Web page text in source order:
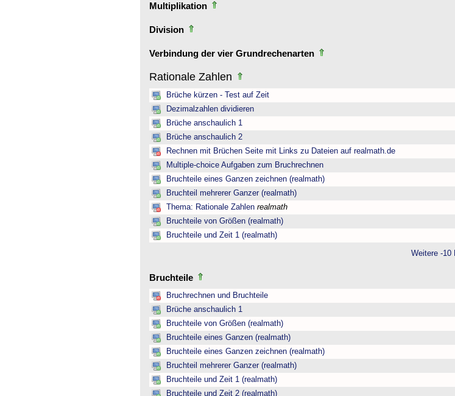
Multiplikation
Division
Verbindung der vier Grundrechenarten
Rationale Zahlen
Brüche kürzen - Test auf Zeit
Dezimalzahlen dividieren
Brüche anschaulich 1
Brüche anschaulich 2
Rechnen mit Brüchen Seite mit Links zu Dateien auf realmath.de
Multiple-choice Aufgaben zum Bruchrechnen
Bruchteile eines Ganzen zeichnen (realmath)
Bruchteil mehrerer Ganzer (realmath)
Thema: Rationale Zahlen realmath
Bruchteile von Größen (realmath)
Bruchteile und Zeit 1 (realmath)
Weitere -10
Bruchteile
Bruchrechnen und Bruchteile
Brüche anschaulich 1
Bruchteile von Größen (realmath)
Bruchteile eines Ganzen (realmath)
Bruchteile eines Ganzen zeichnen (realmath)
Bruchteil mehrerer Ganzer (realmath)
Bruchteile und Zeit 1 (realmath)
Bruchteile und Zeit 2 (realmath)